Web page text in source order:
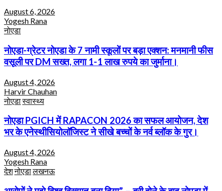
August 6, 2026
Yogesh Rana
नोएडा
नोएडा-ग्रेटर नोएडा के 7 नामी स्कूलों पर बड़ा एक्शन: मनमानी फीस
वसूली पर DM सख्त, लगा 1-1 लाख रुपये का जुर्माना।
August 4, 2026
Harvir Chauhan
नोएडास्वास्थ्य
नोएडा PGICH में RAPACON 2026 का सफल आयोजन, देश
भर के एनेस्थीसियोलॉजिस्ट ने सीखे बच्चों के नर्व ब्लॉक के गुर।
August 4, 2026
Yogesh Rana
देशनोएडालखनऊ